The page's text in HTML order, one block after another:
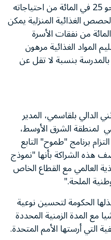
الفيتامينات والحديد، وتسد نحو 25 في المائة من احتياجاته
الغذائية المنزلية يمكن
يصل إلى 20 في المائة من نفقات الأسرة
المواد الغذائية مرهون
بنسبة لا تقل عن
الدالي بلقاسمي، المدير
لمنطقة الشرق الأوسط،
برنامج "طموح" التابع
هذه الشراكة بأنها "نموذج
العالمي مع القطاع الخاص
الملحة."
الحكومة لتحسين نوعية
عام 2015، تماشيا مع المدة الزمنية المحددة
التي أرستها الأمم المتحدة.